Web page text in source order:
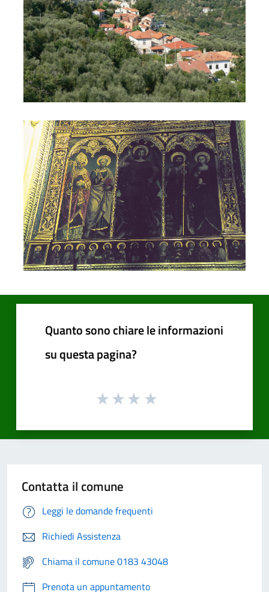
test3
Quanto sono chiare le informazioni
su questa pagina?
Contatta il comune
Leggi le domande frequenti
Richiedi Assistenza
Chiama il comune 0183 43048
Prenota un appuntamento